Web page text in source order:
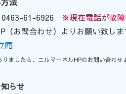
0463-61-6926
※現在電話が故
（お問合わせ）よりお願い致しま
庵
ましたら、ニルマーネルHPのお問い合わせ
らせ